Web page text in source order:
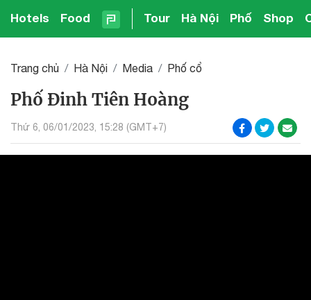
Hotels Food Tour Hà Nội Phố Shop
Trang chủ Hà Nội Media Phố cổ
Phố Đinh Tiên Hoàng
Thứ 6, 06/01/2023, 15:28 (GMT+7)